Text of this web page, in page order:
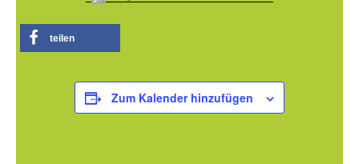
TURNIERSPORT
JUNGPFERDEPROGRAMM
TRAINER
teilen
Zum Kalender hinzufügen